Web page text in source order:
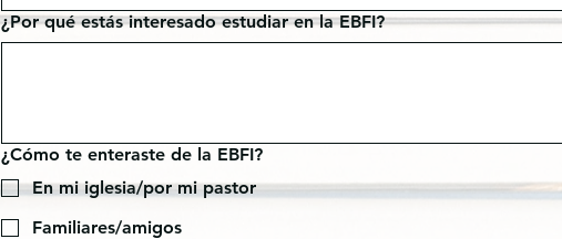
¿Por qué estás interesado estudiar en la EBFI?
¿Cómo te enteraste de la EBFI?
En mi iglesia/por mi pastor
Familiares/amigos